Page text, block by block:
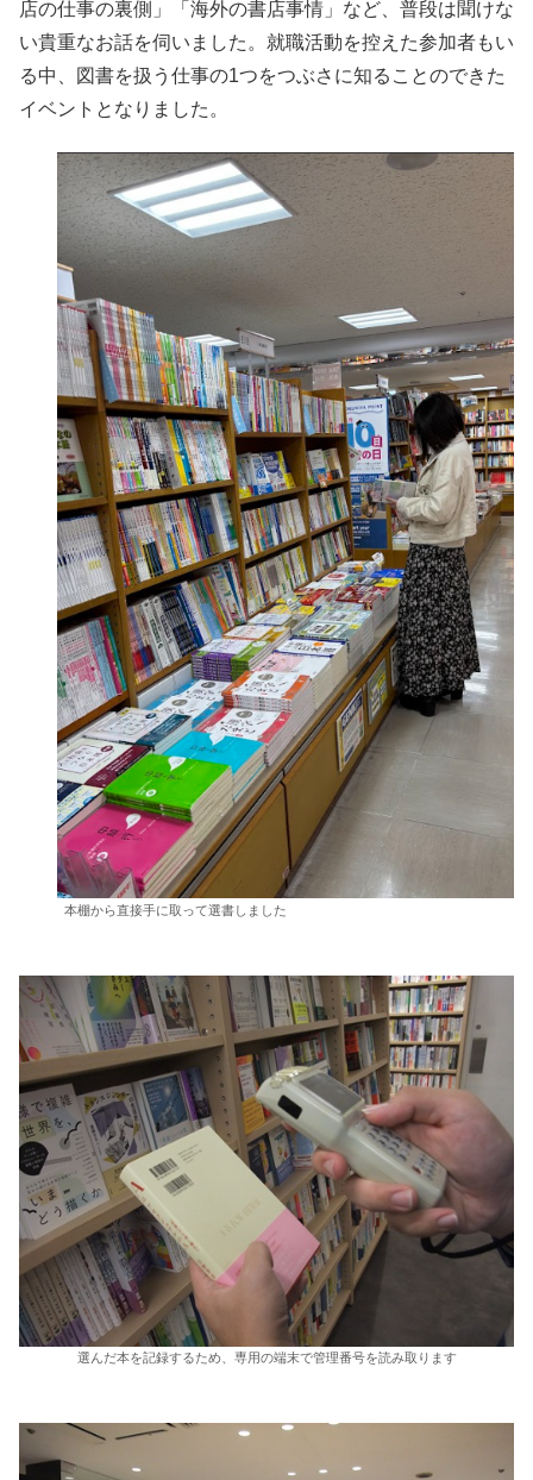
店の仕事の裏側」「海外の書店事情」など、普段は聞けな
い貴重なお話を伺いました。就職活動を控えた参加者もい
る中、図書を扱う仕事の1つをつぶさに知ることのできた
イベントとなりました。
本棚から直接手に取って選書しました
選んだ本を記録するため、専用の端末で管理番号を読み取ります